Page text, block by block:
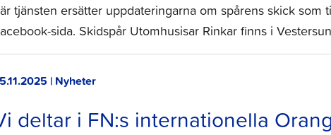
tjänsten ersätter uppdateringarna om spårens skick som
sida. Skidspår Utomhusisar Rinkar finns i
| Nyheter
deltar i FN:s internationella